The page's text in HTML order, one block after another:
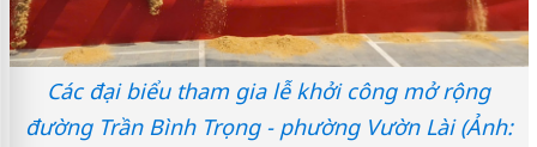
Các đại biểu tham gia lễ khởi công mở rộng
đường Trần Bình Trọng - phường Vườn Lài (Ảnh: